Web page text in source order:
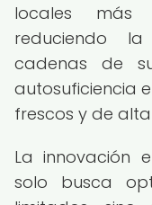
locales más
reduciendo
cadenas de
autosuficiencia
frescos y de
La innovación
solo busca